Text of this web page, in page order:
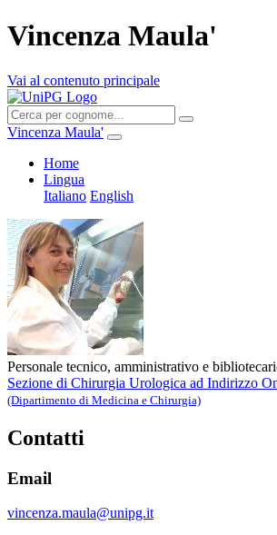
Vincenza Maula'
Vai al contenuto principale
Vincenza Maula'
Home
Lingua
Italiano English
Personale tecnico, amministrativo e
Sezione di Chirurgia Urologica ad Indirizzo
(Dipartimento di Medicina e Chirurgia)
Contatti
Email
vincenza.maula@unipg.it